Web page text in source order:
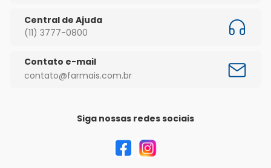
Central de Ajuda
(11) 3777-0800
Contato e-mail
contato@farmais.com.br
Siga nossas redes sociais